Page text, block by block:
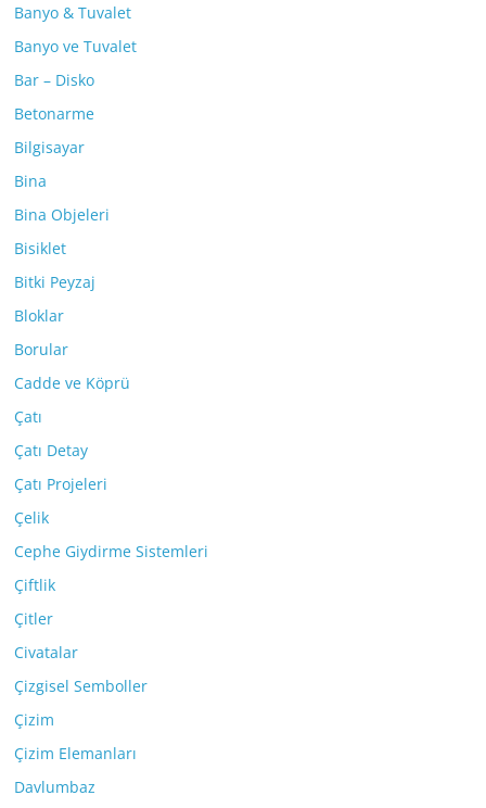
Banyo & Tuvalet
Banyo ve Tuvalet
Bar – Disko
Betonarme
Bilgisayar
Bina
Bina Objeleri
Bisiklet
Bitki Peyzaj
Bloklar
Borular
Cadde ve Köprü
Çatı
Çatı Detay
Çatı Projeleri
Çelik
Cephe Giydirme Sistemleri
Çiftlik
Çitler
Civatalar
Çizgisel Semboller
Çizim
Çizim Elemanları
Davlumbaz